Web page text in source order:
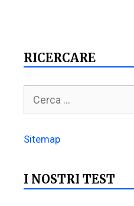
RICERCARE
Sitemap
I NOSTRI TEST